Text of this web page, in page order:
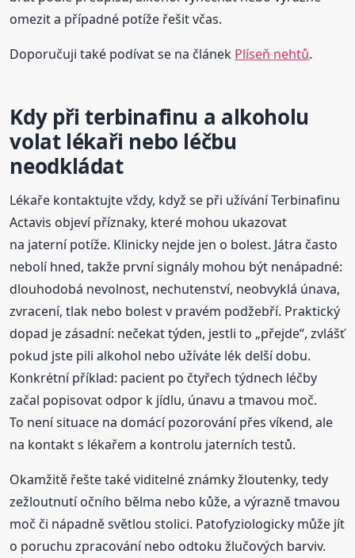
omezit a případné potíže řešit včas.
Doporučuji také podívat se na článek Plíseň nehtů.
Kdy při terbinafinu a alkoholu
volat lékaři nebo léčbu
neodkládat
Lékaře kontaktujte vždy, když se při užívání Terbinafinu
Actavis objeví příznaky, které mohou ukazovat
na jaterní potíže. Klinicky nejde jen o bolest. Játra často
nebolí hned, takže první signály mohou být nenápadné:
dlouhodobá nevolnost, nechutenství, neobvyklá únava,
zvracení, tlak nebo bolest v pravém podžebří. Praktický
dopad je zásadní: nečekat týden, jestli to „přejde“, zvlášť
pokud jste pili alkohol nebo užíváte lék delší dobu.
Konkrétní příklad: pacient po čtyřech týdnech léčby
začal popisovat odpor k jídlu, únavu a tmavou moč.
To není situace na domácí pozorování přes víkend, ale
na kontakt s lékařem a kontrolu jaterních testů.
Okamžitě řešte také viditelné známky žloutenky, tedy
zežloutnutí očního bělma nebo kůže, a výrazně tmavou
moč či nápadně světlou stolici. Patofyziologicky může jít
o poruchu zpracování nebo odtoku žlučových barviv.